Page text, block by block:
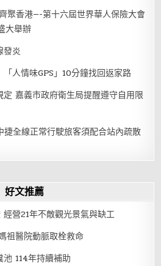
聚香港—-第十六屆世界華人保險大會
大舉辦
發炎
人情味GPS」10分鐘找回返家路
嘉義市政府衛生局提醒遵守自用限
全線正常行駛旅客須配合站內疏散
好文推薦
營21年不敵觀光景氣與缺工
祖醫院動脈取栓救命
114年持續補助